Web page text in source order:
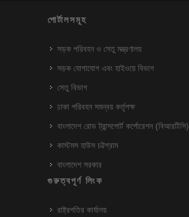
পোর্টালসমূহ
সড়ক পরিবহন ও সেতু মন্ত্রণালয়
সড়ক যোগাযোগ এবং হাইওয়ে বিভাগ
সেতু বিভাগ
ঢাকা পরিবহন সমন্বয় কর্তৃপক্ষ
বাংলাদেশ রোড ট্রান্সপোর্ট কর্পোরেশন (বিআরটিসি)
কাস্টমস হাউস চট্টগ্রাম
বাংলাদেশ সরকার
গুরুত্বপূর্ণ লিংক
রাষ্ট্রপতির কার্যালয়